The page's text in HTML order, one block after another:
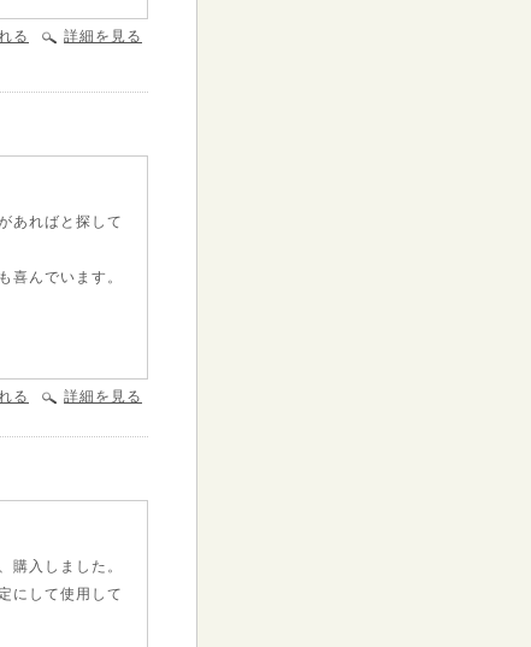
詳細を見る
る
あればと探して
喜んでいます。
詳細を見る
る
購入しました。
にして使用して